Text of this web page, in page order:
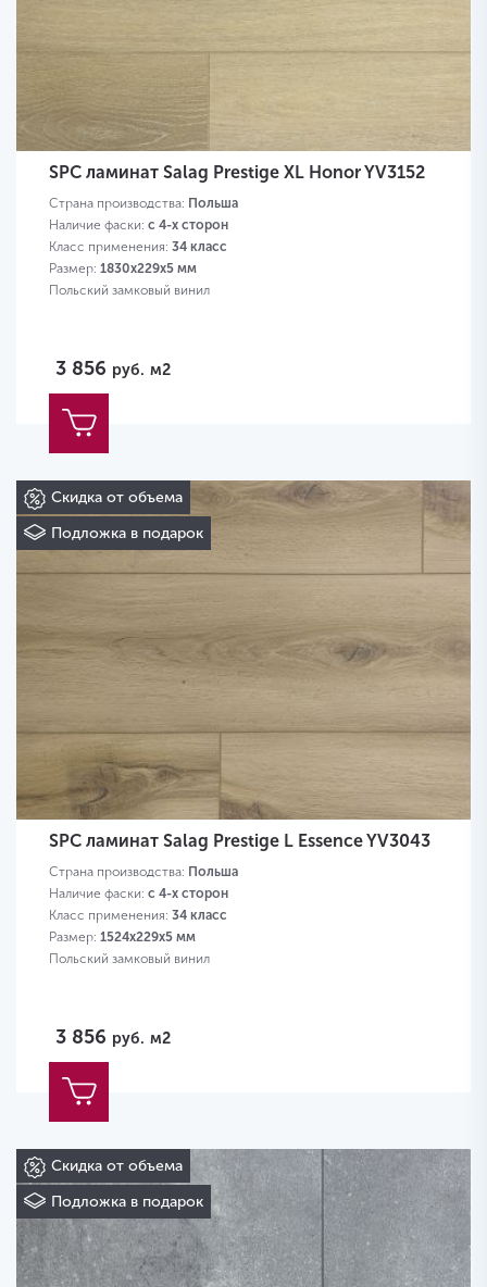
SPC ламинат Salag Prestige XL Honor YV3152
Страна производства: Польша
Наличие фаски: с 4-х сторон
Класс применения: 34 класс
Размер: 1830х229х5 мм
Польский замковый винил
3 856 руб. м2
Скидка от объема
Подложка в подарок
SPC ламинат Salag Prestige L Essence YV3043
Страна производства: Польша
Наличие фаски: с 4-х сторон
Класс применения: 34 класс
Размер: 1524х229х5 мм
Польский замковый винил
3 856 руб. м2
Скидка от объема
Подложка в подарок